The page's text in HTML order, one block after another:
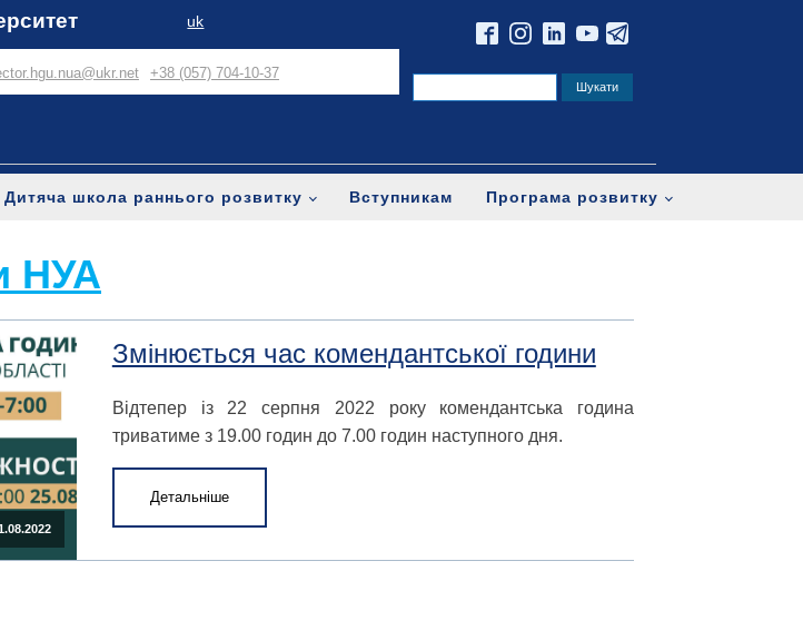
uk
+38 (057) 704-10-37
Дитяча школа раннього розвитку Вступникам Програма розвитку
НУА
Змінюється час комендантської години
Відтепер із 22 серпня 2022 року комендантська година
триватиме з 19.00 годин до 7.00 годин наступного дня.
Детальніше